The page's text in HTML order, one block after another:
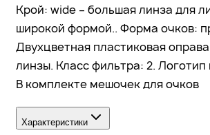
Крой: wide – большая линза для
широкой формой.. Форма очков:
Двухцветная пластиковая
линзы. Класс фильтра: 2. Логотип
В комплекте мешочек для очков
Характеристики